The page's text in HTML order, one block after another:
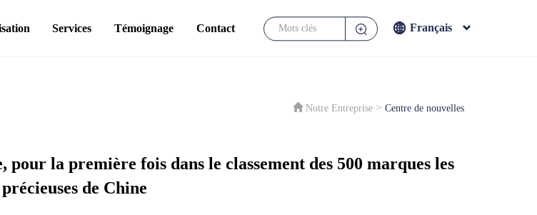
Services Témoignage Contact Français
Japanese
Notre Entreprise > Centre de nouvelles
la première fois dans le classement des 500 marques les
de Chine